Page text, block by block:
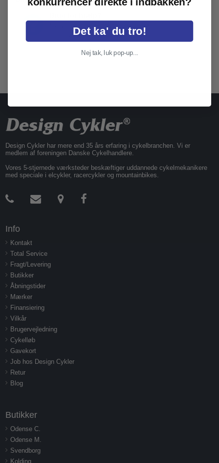
Skriv endelig til os, hvis du har spørgmål til
denne vare
Design Cykler har mere end 35 års erfaring i cykelbranchen. Vi er
medlem af foreningen Danske Cykelhandlere.
Vores 5-stjernede værksteder beskæftiger uddannede cykelmekanikere
med speciale i elcykler, racercykler og mountainbikes.
Info
Kontakt
Total Service
Fragt/Levering
Butikker
Åbningstider
Mærker
Finansiering
Vilkår
Brugervejledning
Cykelløb
Gavekort
Job hos Design Cykler
Retur
Blog
Butikker
Odense C.
Odense M.
Svendborg
Kolding
Det ka' du tro!
Nej tak, luk pop-up...